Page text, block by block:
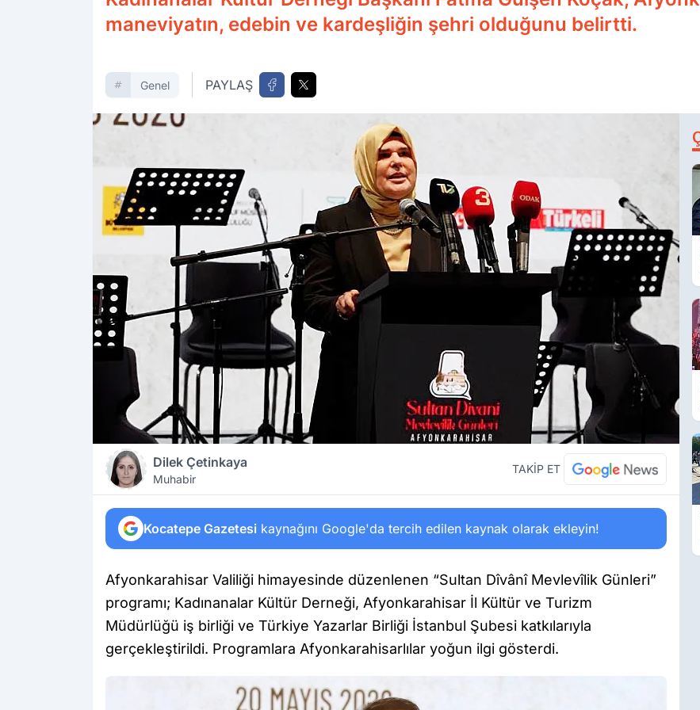
maneviyatın, edebin ve kardeşliğin şehri olduğunu belirtti.
Genel PAYLAŞ
Dilek Çetinkaya
Muhabir
TAKİP ET
Kocatepe Gazetesi kaynağını Google'da tercih edilen kaynak olarak ekleyin!
Afyonkarahisar Valiliği himayesinde düzenlenen “Sultan Dîvânî Mevlevîlik Günleri”
programı; Kadınanalar Kültür Derneği, Afyonkarahisar İl Kültür ve Turizm
Müdürlüğü iş birliği ve Türkiye Yazarlar Birliği İstanbul Şubesi katkılarıyla
gerçekleştirildi. Programlara Afyonkarahisarlılar yoğun ilgi gösterdi.